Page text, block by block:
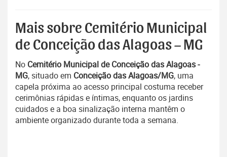
Mais sobre Cemitério Municipal
de Conceição das Alagoas – MG
No Cemitério Municipal de Conceição das Alagoas -
MG, situado em Conceição das Alagoas/MG, uma
capela próxima ao acesso principal costuma receber
cerimônias rápidas e íntimas, enquanto os jardins
cuidados e a boa sinalização interna mantêm o
ambiente organizado durante toda a semana.